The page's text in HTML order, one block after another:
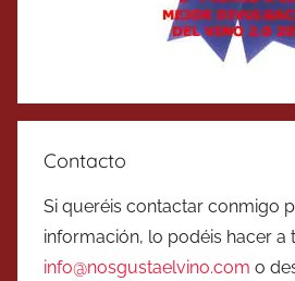
Contacto
Si queréis contactar conmigo
información, lo podéis hacer a
info@nosgustaelvino.com o